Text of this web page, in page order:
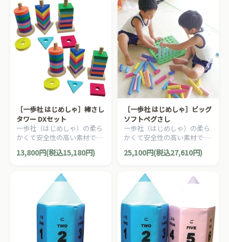
［一歩社 はじめしゃ］棒さし
タワー DXセット
一歩社（はじめしゃ）の柔ら
かくて安全性の高い素材で作
ー 2セット分のお得セットで
13,800円(税込15,180円)
［一歩社 はじめしゃ］ビッグ
ソフトペグさし
一歩社（はじめしゃ）の柔ら
かくて安全性の高い素材で作
全性の高いEVAスポンジ製の
25,100円(税込27,610円)